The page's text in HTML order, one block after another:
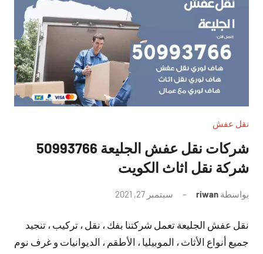
نقل عفش
شركات نقل عفش الجليعة 50993766
شركة نقل اثاث الكويت
بواسطة riwan سبتمبر 27, 2021
تعليقات
نقل عفش الجليعة تعمل شركتنا بفك ، نقل ، تركيب ، تنجيد
جميع أنواع الأثاث ، الموبيليا ، الأطقم ، الديوانيات و غرف نوم